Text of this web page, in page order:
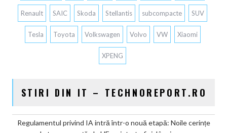
Renault SAIC Skoda Stellantis subcompacte SUV
Tesla Toyota Volkswagen Volvo VW Xiaomi
XPENG
STIRI DIN IT – TECHNOREPORT.RO
Regulamentul privind IA intră într-o nouă etapă: Noile cerințe